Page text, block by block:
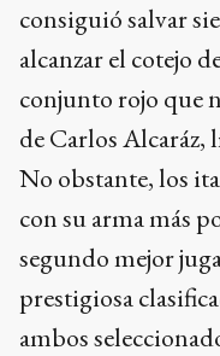
consiguió salvar
alcanzar el cotejo
conjunto rojo que
de Carlos
No obstante, los
con su arma más
segundo mejor
prestigiosa
ambos